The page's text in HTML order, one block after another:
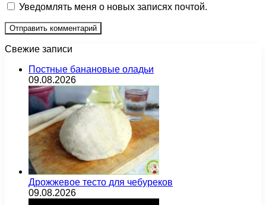
Уведомлять меня о новых записях почтой.
Свежие записи
Постные банановые оладьи
09.08.2026
Дрожжевое тесто для чебуреков
09.08.2026